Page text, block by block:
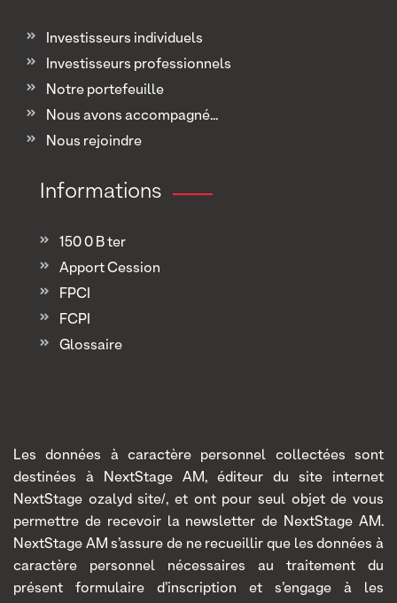
Investisseurs individuels
Investisseurs professionnels
Notre portefeuille
Nous avons accompagné...
Nous rejoindre
Informations
150 0 B ter
Apport Cession
FPCI
FCPI
Glossaire
Les données à caractère personnel collectées sont
destinées à NextStage AM, éditeur du site internet
NextStage ozalyd site/, et ont pour seul objet de vous
permettre de recevoir la newsletter de NextStage AM.
NextStage AM s’assure de ne recueillir que les données à
caractère personnel nécessaires au traitement du
présent formulaire d’inscription et s’engage à les